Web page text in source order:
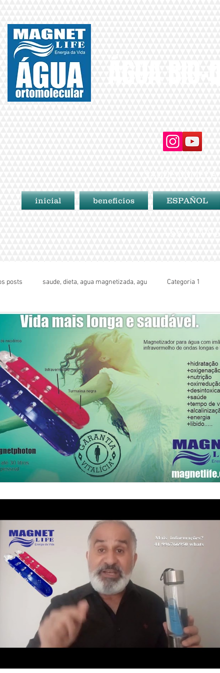
inicial beneficios ESPAÑOL
posts saude, dieta, agua magnetizada, agu Categoria 1